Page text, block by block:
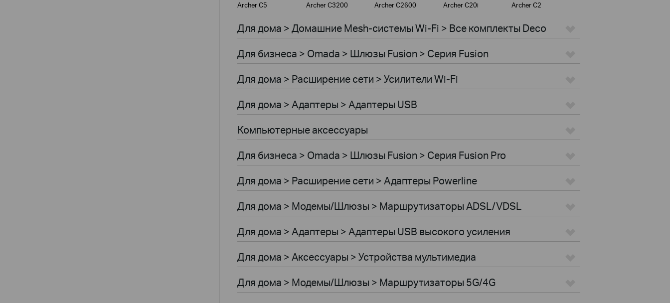
Archer C5
Archer C3200 Archer C2600 Archer C20i Archer C2
Для дома > Домашние Mesh-системы Wi-Fi > Все комплекты Deco
Для бизнеса > Omada > Шлюзы Fusion > Серия Fusion
Для дома > Расширение сети > Усилители Wi-Fi
Для дома > Адаптеры > Адаптеры USB
Компьютерные аксессуары
Для бизнеса > Omada > Шлюзы Fusion > Серия Fusion Pro
Для дома > Расширение сети > Адаптеры Powerline
Для дома > Модемы/Шлюзы > Маршрутизаторы ADSL/VDSL
Для дома > Адаптеры > Адаптеры USB высокого усиления
Для дома > Аксессуары > Устройства мультимедиа
Для дома > Модемы/Шлюзы > Маршрутизаторы 5G/4G